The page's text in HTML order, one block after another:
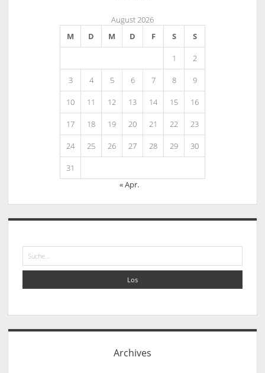
August 2026
M
D M D F S S
1 2
3 4 5 6 7 8 9
10 11 12 13 14 15 16
17 18 19 20 21 22 23
24 25 26 27 28 29 30
31
« Apr.
Archives